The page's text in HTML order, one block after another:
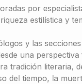
por
estilística y
y las
una
tradición literaria,
del tiempo, la